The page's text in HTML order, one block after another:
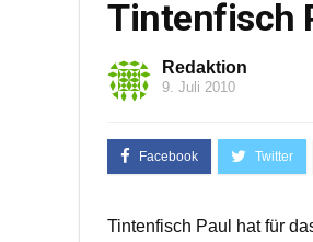
Tintenfisch
Redaktion
9. Juli 2010
Tintenfisch Paul hat für